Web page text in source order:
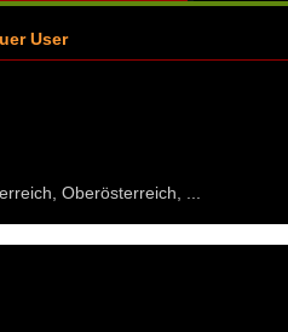
User
Oberösterreich, ...